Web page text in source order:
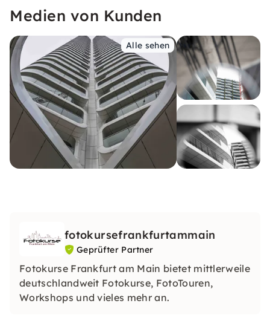
Medien von Kunden
Alle sehen
fotokursefrankfurtammain
Geprüfter Partner
Fotokurse Frankfurt am Main bietet mittlerweile
deutschlandweit Fotokurse, FotoTouren,
Workshops und vieles mehr an.